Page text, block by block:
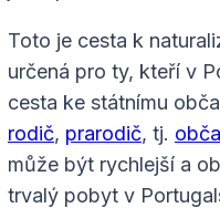
Toto je cesta k
určená pro ty, kteří v
cesta ke státnímu
rodič, prarodič, tj.
může být rychlejší a
trvalý pobyt v